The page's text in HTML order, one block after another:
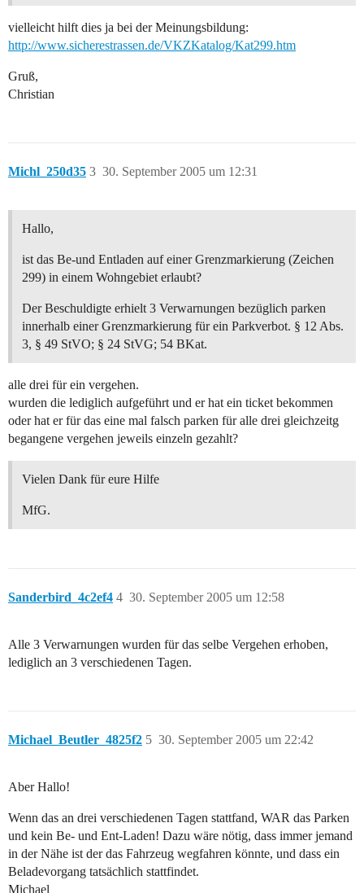
vielleicht hilft dies ja bei der Meinungsbildung:
http://www.sicherestrassen.de/VKZKatalog/Kat299.htm
Gruß,
Christian
Michl_250d35 30. September 2005 um 12:31
3
Hallo,
ist das Be-und Entladen auf einer Grenzmarkierung (Zeichen
299) in einem Wohngebiet erlaubt?
Der Beschuldigte erhielt 3 Verwarnungen bezüglich parken
innerhalb einer Grenzmarkierung für ein Parkverbot. § 12 Abs.
3, § 49 StVO; § 24 StVG; 54 BKat.
alle drei für ein vergehen.
wurden die lediglich aufgeführt und er hat ein ticket bekommen
oder hat er für das eine mal falsch parken für alle drei gleichzeitg
begangene vergehen jeweils einzeln gezahlt?
Vielen Dank für eure Hilfe
MfG.
Sanderbird_4c2ef4 30. September 2005 um 12:58
4
Alle 3 Verwarnungen wurden für das selbe Vergehen erhoben,
lediglich an 3 verschiedenen Tagen.
Michael_Beutler_4825f2 30. September 2005 um 22:42
5
Aber Hallo!
Wenn das an drei verschiedenen Tagen stattfand, WAR das Parken
und kein Be- und Ent-Laden! Dazu wäre nötig, dass immer jemand
in der Nähe ist der das Fahrzeug wegfahren könnte, und dass ein
Beladevorgang tatsächlich stattfindet.
Michael